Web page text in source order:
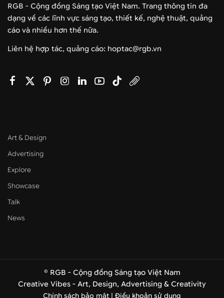
RGB - Cộng đồng Sáng tạo Việt Nam. Trang thông tin đa
dạng về các lĩnh vực sáng tạo, thiết kế, nghệ thuật, quảng
cáo và nhiều hơn thế nữa.
Liên hệ hợp tác, quảng cáo: hoptac@rgb.vn
Art & Design
Advertising
Explore
Showcase
Talk
News
© RGB - Cộng đồng Sáng tạo Việt Nam
Creative Vibes - Art, Design, Advertising & Creativity
Chính sách bảo mật | Điều khoản sử dụng